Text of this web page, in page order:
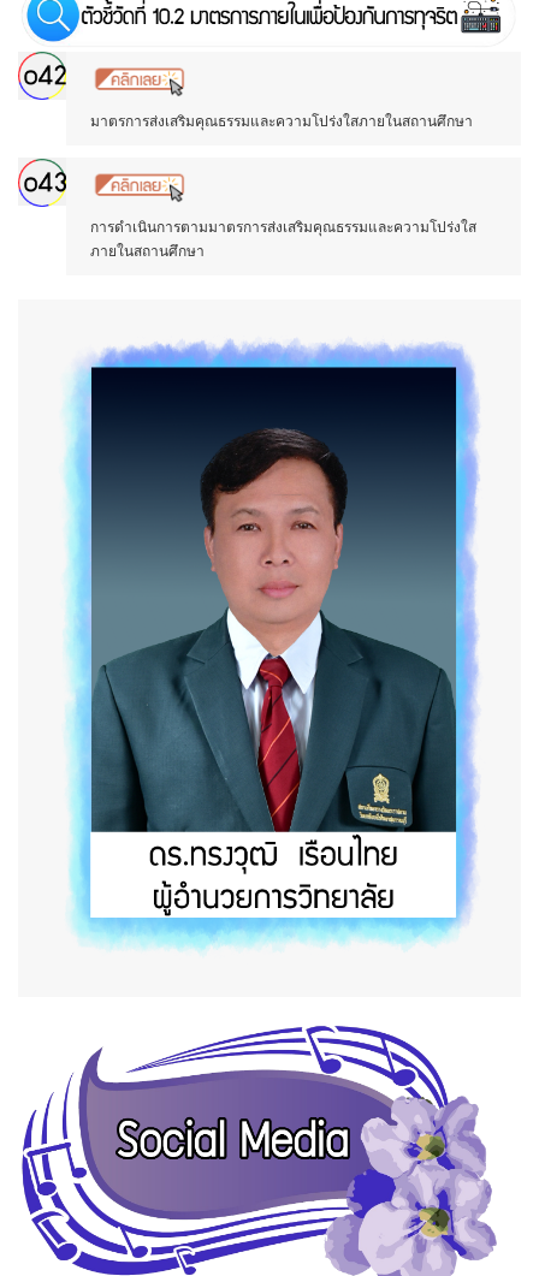
มาตรการส่งเสริมคุณธรรมและความโปร่งใสภายในสถานศึกษา
การดำเนินการตามมาตรการส่งเสริมคุณธรรมและความโปร่งใส
ภายในสถานศึกษา